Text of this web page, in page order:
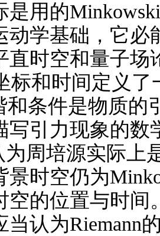
是用的
动学基础，它必
直时空和量子场
标和时间定义了
和条件是物质的
写引力现象的数
为周培源实际上
景时空仍为
空的位置与时间
当认为Riemann